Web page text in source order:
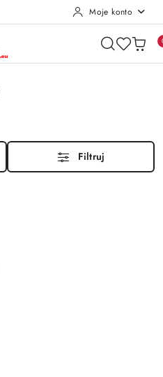
Moje konto
Filtruj